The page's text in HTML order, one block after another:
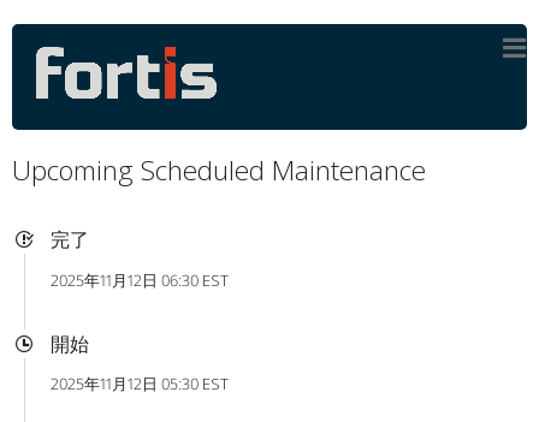
Upcoming Scheduled Maintenance
完了
2025年11月12日 06:30 EST
開始
2025年11月12日 05:30 EST